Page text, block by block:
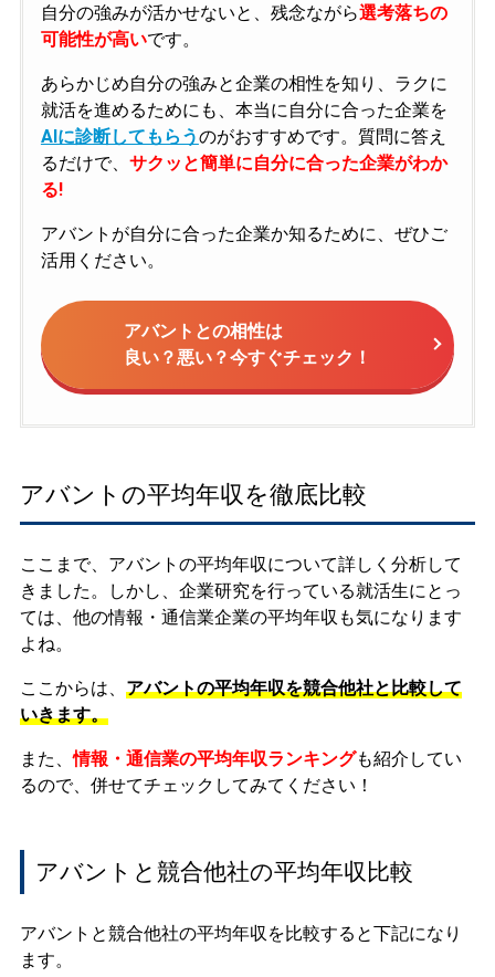
自分の強みが活かせないと、残念ながら選考落ちの
可能性が高いです。
あらかじめ自分の強みと企業の相性を知り、ラクに
就活を進めるためにも、本当に自分に合った企業を
AIに診断してもらうのがおすすめです。質問に答え
るだけで、 サクッと簡単に自分に合った企業がわか
る!
アバントが自分に合った企業か知るために、ぜひご
活用ください。
アバントとの相性は
良い？悪い？今すぐチェック！
アバントの平均年収を徹底比較
ここまで、アバントの平均年収について詳しく分析して
きました。しかし、企業研究を行っている就活生にとっ
ては、他の情報・通信業企業の平均年収も気になります
よね。
ここからは、 アバントの平均年収を競合他社と比較して
いきます。
また、情報・通信業の平均年収ランキングも紹介してい
るので、併せてチェックしてみてください！
アバントと競合他社の平均年収比較
アバントと競合他社の平均年収を比較すると下記になり
ます。